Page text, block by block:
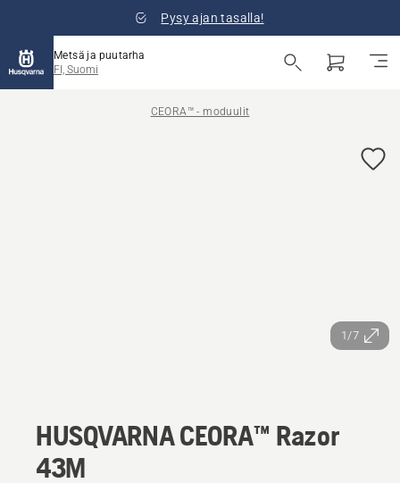
Pysy ajan tasalla!
Metsä ja puutarha
FI, Suomi
CEORA™ - moduulit
1/7
HUSQVARNA CEORA™ Razor
43M